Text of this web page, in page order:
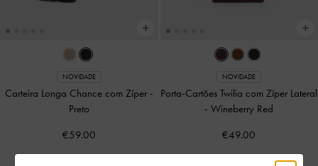
NOVIDADE
Carteira Longa Chance com Zíper -
Preto
€59.00
NOVIDADE
Porta-Cartões Twilia com Zíper Lateral
-Wineberry Red
€49.00